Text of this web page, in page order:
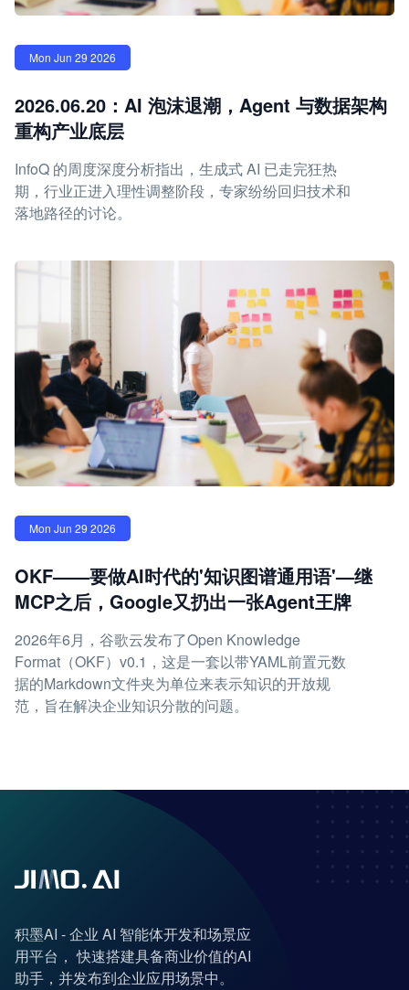
Mon Jun 29 2026
2026.06.20：AI 泡沫退潮，Agent 与数据架构
重构产业底层
InfoQ 的周度深度分析指出，生成式 AI 已走完狂热
期，行业正进入理性调整阶段，专家纷纷回归技术和
落地路径的讨论。
Mon Jun 29 2026
OKF——要做AI时代的'知识图谱通用语'—继
MCP之后，Google又扔出一张Agent王牌
2026年6月，谷歌云发布了Open Knowledge
Format（OKF）v0.1，这是一套以带YAML前置元数
据的Markdown文件夹为单位来表示知识的开放规
范，旨在解决企业知识分散的问题。
积墨AI - 企业 AI 智能体开发和场景应
用平台， 快速搭建具备商业价值的AI
助手，并发布到企业应用场景中。